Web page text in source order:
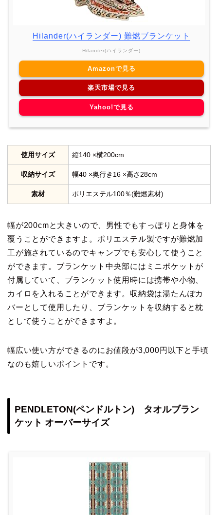
Hilander(ハイランダー) 難燃ブランケット
Hilander(ハイランダー)
Amazonで見る
楽天市場で見る
Yahoo!で見る
使用サイズ 縦140 ×横200cm
収納サイズ 幅40 ×奥行き16 ×高さ28cm
素材 ポリエステル100％(難燃素材)
幅が200cmと大きいので、男性でもすっぽりと身体を
覆うことができますよ。ポリエステル製ですが難燃加
工が施されているのでキャンプでも安心して使うこと
ができます。ブランケット中央部にはミニポケットが
付属していて、ブランケット使用時には携帯や小物、
カイロを入れることができます。収納袋は湯たんぽカ
バーとして使用したり、ブランケットを収納すると枕
として使うことができますよ。
幅広い使い方ができるのにお値段が3,000円以下と手頃
なのも嬉しいポイントです。
PENDLETON(ペンドルトン) タオルブラン
ケット オーバーサイズ